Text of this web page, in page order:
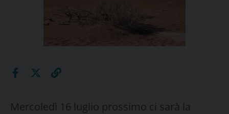
Mercoledì 16 luglio prossimo ci sarà la